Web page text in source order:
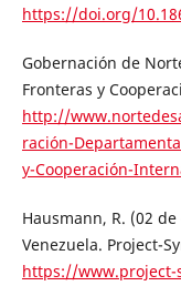
https://doi.org/
Gobernación de
Fronteras y
http://
ración-
y-Cooperación-
Hausmann, R. (02
Venezuela. Project-
https://www.project-